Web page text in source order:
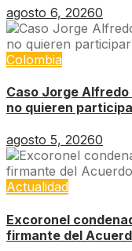
agosto 6, 20260
Colombia
Caso Jorge
no quieren
agosto 5, 20260
Actualidad
Excoronel
firmante del